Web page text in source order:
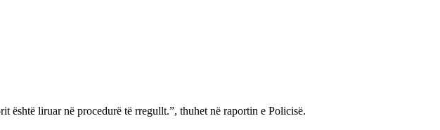
është liruar në procedurë të rregullt.”, thuhet në raportin e Policisë.